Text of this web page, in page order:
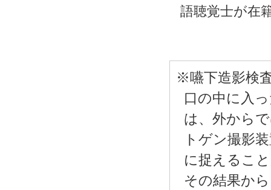
語聴覚士が在
※嚥下造影検
口の中に入
は、外から
トゲン撮影
に捉えるこ
その結果か